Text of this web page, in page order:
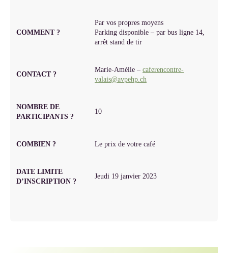
COMMENT ?
Par vos propres moyens
Parking disponible – par bus ligne 14,
arrêt stand de tir
CONTACT ?
Marie-Amélie –caferencontre-
valais@avpehp.ch
NOMBRE DE
PARTICIPANTS ?
10
COMBIEN ? Le prix de votre café
DATE LIMITE
D’INSCRIPTION ?
Jeudi 19 janvier 2023